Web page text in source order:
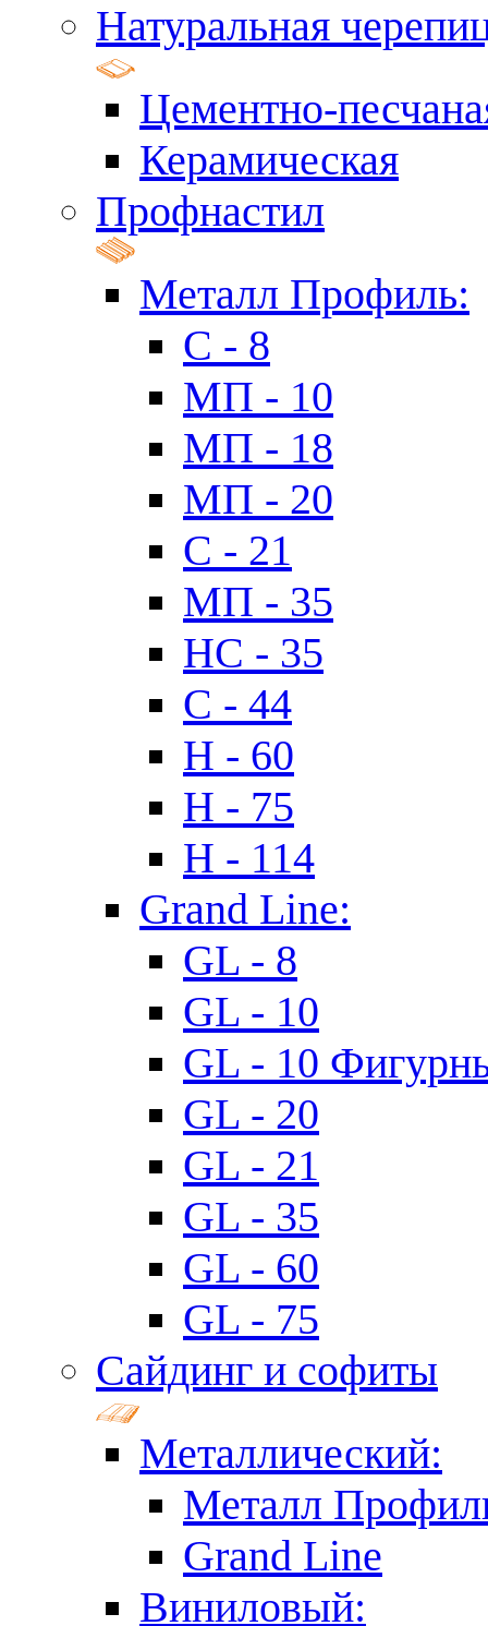
Натуральная
Цементно-
Керамическая
Профнастил
Металл Профиль:
C - 8
МП - 10
МП - 18
МП - 20
C - 21
МП - 35
HC - 35
C - 44
H - 60
H - 75
H - 114
Grand Line:
GL - 8
GL - 10
GL - 10
GL - 20
GL - 21
GL - 35
GL - 60
GL - 75
Сайдинг и софиты
Металлический:
Металл
Grand Line
Виниловый: